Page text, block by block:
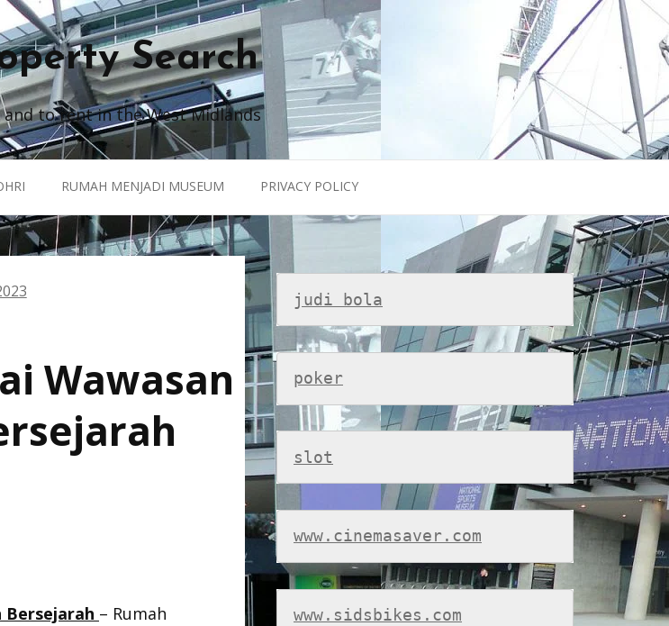
Search
to rent in the West Midlands
RUMAH MENJADI MUSEUM PRIVACY POLICY
Wawasan
Bersejarah – Rumah
judi bola
poker
slot
www.cinemasaver.com
www.sidsbikes.com